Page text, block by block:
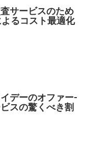
サービスのため
るコスト最適化
デーのオファー-
スの驚くべき割